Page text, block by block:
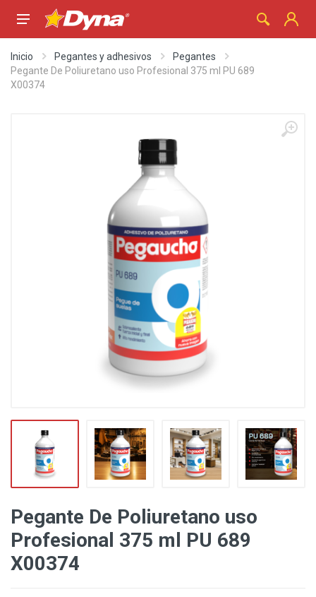
Inicio Pegantes y adhesivos
Pegantes
Pegante De Poliuretano uso Profesional 375 ml PU 689
X00374
Pegante De Poliuretano uso
Profesional 375 ml PU 689
X00374